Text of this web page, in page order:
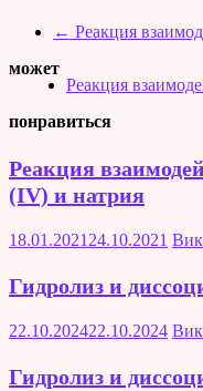
← Реакция
Реакция
может
понравиться
Реакция
(IV) и натрия
18.01.2021 24.10.2021
Гидролиз и
22.10.202422.10.2024
Гидролиз и